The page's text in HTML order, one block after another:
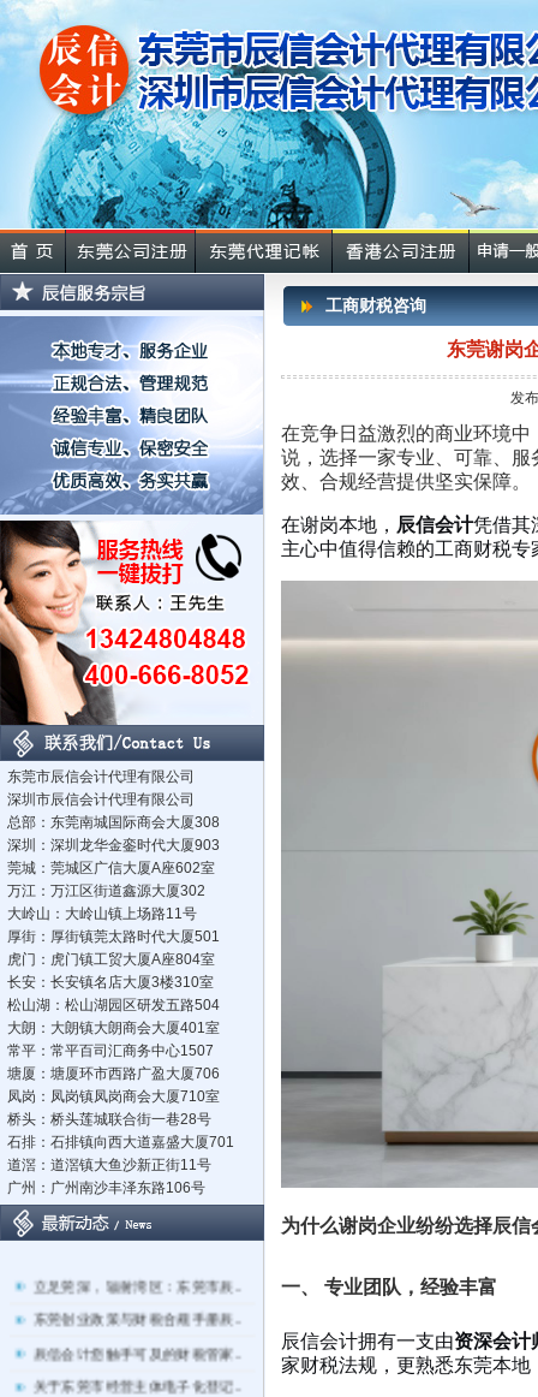
东莞市辰信会计代理有限公司
深圳市辰信会计代理有限公司
总部：东莞南城国际商会大厦308
深圳：深圳龙华金銮时代大厦903
莞城：莞城区广信大厦A座602室
万江：万江区街道鑫源大厦302
大岭山：大岭山镇上场路11号
厚街：厚街镇莞太路时代大厦501
虎门：虎门镇工贸大厦A座804室
长安：长安镇名店大厦3楼310室
松山湖：松山湖园区研发五路504
大朗：大朗镇大朗商会大厦401室
常平：常平百司汇商务中心1507
塘厦：塘厦环市西路广盈大厦706
凤岗：凤岗镇凤岗商会大厦710室
桥头：桥头莲城联合街一巷28号
石排：石排镇向西大道嘉盛大厦701
道滘：道滘镇大鱼沙新正街11号
广州：广州南沙丰泽东路106号
立足莞深，辐射湾区：东莞市辰..
东莞创业政策与财税合规手册辰..
辰信会计您触手可及的财税管家..
关于东莞市经营主体电子化登记..
工商财税咨询
东莞谢岗
发
在竞争日益激烈的商业环境中
说，选择一家专业、可靠、
效、合规经营提供坚实保障。
在谢岗本地， 辰信会计凭借其
主心中值得信赖的工商财税专
为什么谢岗企业纷纷选择辰信
一、 专业团队，经验丰富
辰信会计拥有一支由资深会计
家财税法规，更熟悉东莞本